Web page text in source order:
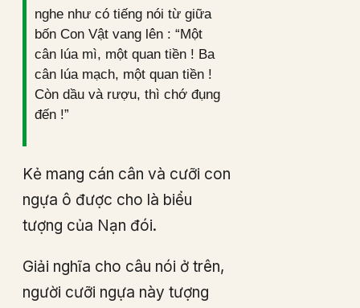
nghe như có tiếng nói từ giữa
bốn Con Vật vang lên : “Một
cân lúa mì, một quan tiền ! Ba
cân lúa mạch, một quan tiền !
Còn dầu và rượu, thì chớ đụng
đến !”
Kẻ mang cán cân và cưỡi con
ngựa ô được cho là biểu
tượng của Nạn đói.
Giải nghĩa cho câu nói ở trên,
người cưỡi ngựa này tượng